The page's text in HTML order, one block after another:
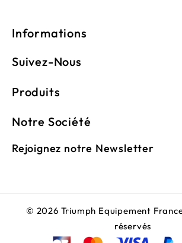
Informations
Suivez-Nous
Produits
Notre Société
Rejoignez notre Newsletter
© 2026 Triumph Equipement
réservés